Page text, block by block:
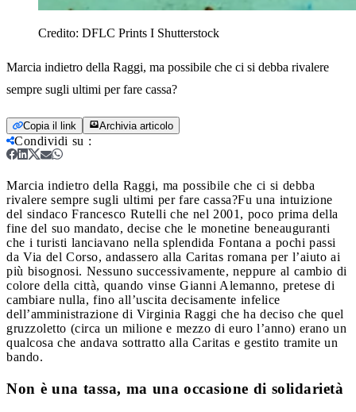
Credito: DFLC Prints I Shutterstock
Marcia indietro della Raggi, ma possibile che ci si debba rivalere
sempre sugli ultimi per fare cassa?
Copia il link Archivia articolo
Condividi su :
Marcia indietro della Raggi, ma possibile che ci si debba
rivalere sempre sugli ultimi per fare cassa?Fu una intuizione
del sindaco Francesco Rutelli che nel 2001, poco prima della
fine del suo mandato, decise che le monetine beneauguranti
che i turisti lanciavano nella splendida Fontana a pochi passi
da Via del Corso, andassero alla Caritas romana per l’aiuto ai
più bisognosi. Nessuno successivamente, neppure al cambio di
colore della città, quando vinse Gianni Alemanno, pretese di
cambiare nulla, fino all’uscita decisamente infelice
dell’amministrazione di Virginia Raggi che ha deciso che quel
gruzzoletto (circa un milione e mezzo di euro l’anno) erano un
qualcosa che andava sottratto alla Caritas e gestito tramite un
bando.
Non è una tassa, ma una occasione di solidarietà